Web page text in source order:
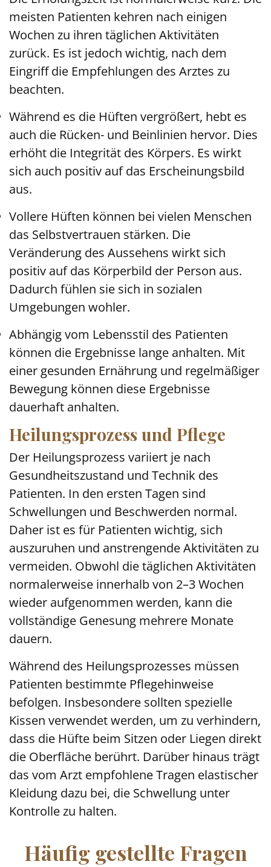
meisten Patienten kehren nach einigen
Wochen zu ihren täglichen Aktivitäten
zurück. Es ist jedoch wichtig, nach dem
Eingriff die Empfehlungen des Arztes zu
beachten.
Während es die Hüften vergrößert, hebt es
auch die Rücken- und Beinlinien hervor. Dies
erhöht die Integrität des Körpers. Es wirkt
sich auch positiv auf das Erscheinungsbild
aus.
Vollere Hüften können bei vielen Menschen
das Selbstvertrauen stärken. Die
Veränderung des Aussehens wirkt sich
positiv auf das Körperbild der Person aus.
Dadurch fühlen sie sich in sozialen
Umgebungen wohler.
Abhängig vom Lebensstil des Patienten
können die Ergebnisse lange anhalten. Mit
einer gesunden Ernährung und regelmäßiger
Bewegung können diese Ergebnisse
dauerhaft anhalten.
Heilungsprozess und Pflege
Der Heilungsprozess variiert je nach
Gesundheitszustand und Technik des
Patienten. In den ersten Tagen sind
Schwellungen und Beschwerden normal.
Daher ist es für Patienten wichtig, sich
auszuruhen und anstrengende Aktivitäten zu
vermeiden. Obwohl die täglichen Aktivitäten
normalerweise innerhalb von 2–3 Wochen
wieder aufgenommen werden, kann die
vollständige Genesung mehrere Monate
dauern.
Während des Heilungsprozesses müssen
Patienten bestimmte Pflegehinweise
befolgen. Insbesondere sollten spezielle
Kissen verwendet werden, um zu verhindern,
dass die Hüfte beim Sitzen oder Liegen direkt
die Oberfläche berührt. Darüber hinaus trägt
das vom Arzt empfohlene Tragen elastischer
Kleidung dazu bei, die Schwellung unter
Kontrolle zu halten.
Häufig gestellte Fragen